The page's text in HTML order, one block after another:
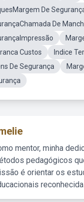
De
De
Custos
Indice
De Segurança
mentor, minha
pedagógicos
é orientar os